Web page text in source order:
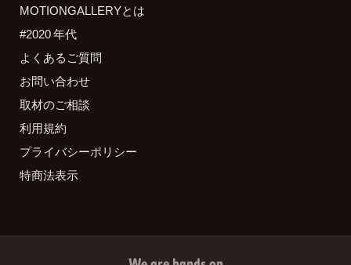
MOTIONGALLERYとは
#2020 年代
よくあるご質問
お問い合わせ
取材のご相談
利用規約
プライバシーポリシー
特商法表示